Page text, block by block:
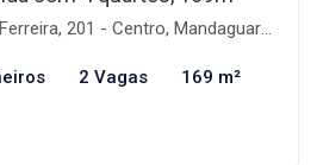
201 - Centro, Mandaguari-PR
2 Vagas 169 m²